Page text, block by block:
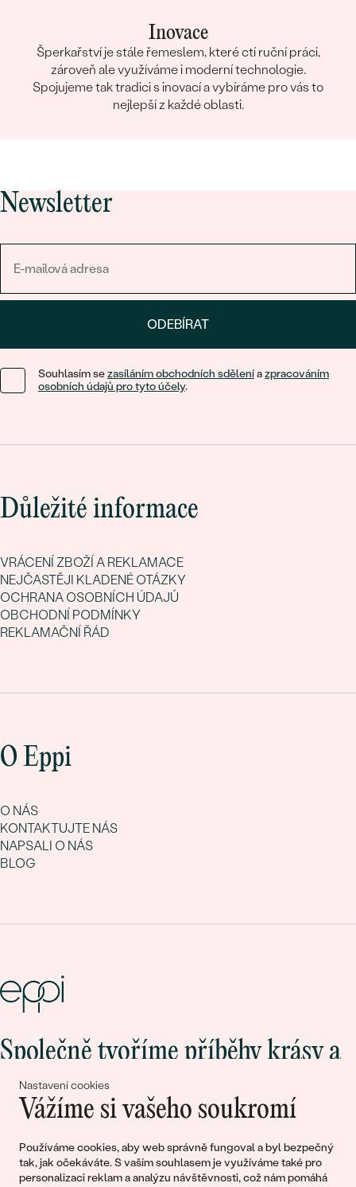
Nastavení cookies
Vážíme si vašeho soukromí
Používáme cookies, aby web správně fungoval a byl bezpečný
tak, jak očekáváte. S vaším souhlasem je využíváme také pro
personalizaci reklam a analýzu návštěvnosti, což nám pomáhá
Inovace
Šperkařství je stále řemeslem, které ctí ruční práci,
zároveň ale využíváme i moderní technologie.
Spojujeme tak tradici s inovací a vybíráme pro vás to
nejlepší z každé oblasti.
Newsletter
ODEBÍRAT
Souhlasím sezasíláním obchodních sděleníazpracováním
osobních údajů pro tyto účely.
Důležité informace
VRÁCENÍ ZBOŽÍ A REKLAMACE
NEJČASTĚJI KLADENÉ OTÁZKY
OCHRANA OSOBNÍCH ÚDAJŮ
OBCHODNÍ PODMÍNKY
REKLAMAČNÍ ŘÁD
O Eppi
O NÁS
KONTAKTUJTE NÁS
NAPSALI O NÁS
BLOG
Společně tvoříme příběhy krásy a
lásky